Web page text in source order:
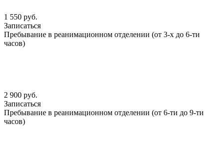
1 550 руб.
Записаться
Пребывание в реанимационном отделении (от 3-х до 6-ти
часов)
2 900 руб.
Записаться
Пребывание в реанимационном отделении (от 6-ти до 9-ти
часов)